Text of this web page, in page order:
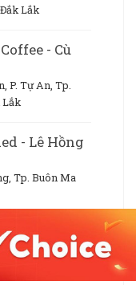
Lắk
- Cù
P. Tự An, Tp.
Lắk
- Lê Hồng
Tp. Buôn Ma
Thai
Buôn Ma